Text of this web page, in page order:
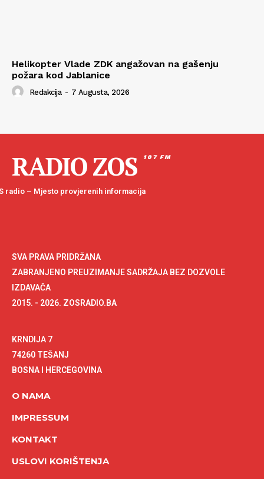
Helikopter Vlade ZDK angažovan na gašenju
požara kod Jablanice
Redakcija - 7 Augusta, 2026
RADIO ZOS 107 FM
radio – Mjesto provjerenih informacija
SVA PRAVA PRIDRŽANA
ZABRANJENO PREUZIMANJE SADRŽAJA BEZ DOZVOLE
IZDAVAČA
2015. - 2026. ZOSRADIO.BA
KRNDIJA 7
74260 TEŠANJ
BOSNA I HERCEGOVINA
O NAMA
IMPRESSUM
KONTAKT
USLOVI KORIŠTENJA